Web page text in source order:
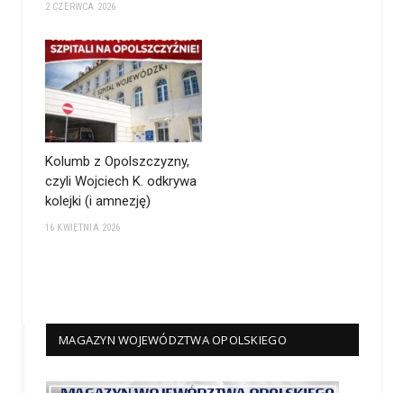
2 CZERWCA 2026
Kolumb z Opolszczyzny,
czyli Wojciech K. odkrywa
kolejki (i amnezję)
16 KWIETNIA 2026
MAGAZYN WOJEWÓDZTWA OPOLSKIEGO